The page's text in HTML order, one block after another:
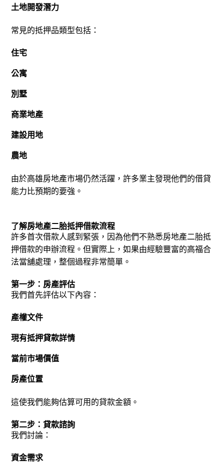
土地開發潛力
常見的抵押品類型包括：
住宅
公寓
別墅
商業地產
建設用地
農地
由於高雄房地產市場仍然活躍，許多業主發現他們的借貸
能力比預期的要強。
了解房地產二胎抵押借款流程
許多首次借款人感到緊張，因為他們不熟悉房地產二胎抵
押借款的申辦流程。但實際上，如果由經驗豐富的高福合
法當舖處理，整個過程非常簡單。
第一步：房產評估
我們首先評估以下內容：
產權文件
現有抵押貸款詳情
當前市場價值
房產位置
這使我們能夠估算可用的貸款金額。
第二步：貸款諮詢
我們討論：
資金需求